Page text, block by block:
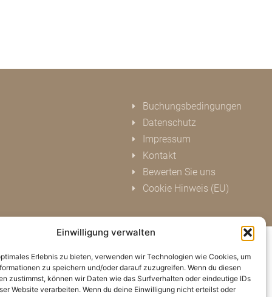
Einwilligung verwalten
Erlebnis zu bieten, verwenden wir Technologien wie Cookies, um
zu speichern und/oder darauf zuzugreifen. Wenn du diesen
zustimmst, können wir Daten wie das Surfverhalten oder eindeutige IDs
Website verarbeiten. Wenn du deine Einwilligung nicht erteilst oder
Buchungsbedingungen
Datenschutz
Impressum
Kontakt
Bewerten Sie uns
Cookie Hinweis (EU)